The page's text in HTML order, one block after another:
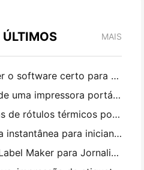
MAIS
Como escolher o software certo para o seu restaurante pequeno ou médio
Você precisa de uma impressora portátil A4 para faturas de armazém? O que realmente funciona
As impressoras de rótulos térmicos podem fazer rótulos impermeáveis ​​para produtos de pequenas empresas?
Melhor câmera instantânea para iniciantes que não querem desperdiçar papel
Melhor Color Label Maker para Jornalismo e Scrapbooking: Adicione Mais Cor a Cada Página